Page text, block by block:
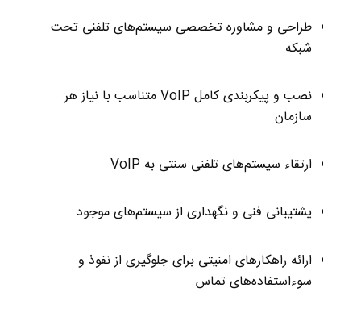
طراحی و مشاوره تخصصی سیستم‌های تلفنی تحت
شبکه
نصب و پیکربندی کامل VoIP متناسب با نیاز هر
سازمان
ارتقاء سیستم‌های تلفنی سنتی به VoIP
پشتیبانی فنی و نگهداری از سیستم‌های موجود
ارائه راهکارهای امنیتی برای جلوگیری از نفوذ و
سوءاستفاده‌های تماس